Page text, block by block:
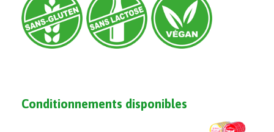
Conditionnements disponibles